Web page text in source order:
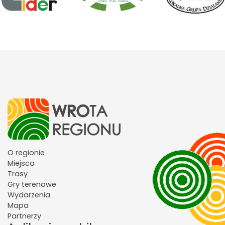
O regionie
Miejsca
Trasy
Gry terenowe
Wydarzenia
Mapa
Partnerzy